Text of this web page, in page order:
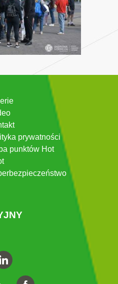
prywatności
punktów Hot